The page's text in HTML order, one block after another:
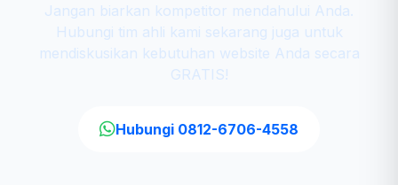
Jangan biarkan kompetitor mendahului Anda.
Hubungi tim ahli kami sekarang juga untuk
mendiskusikan kebutuhan website Anda secara
GRATIS!
Hubungi 0812-6706-4558